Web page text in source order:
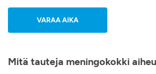
VARAA AIKA
Mitä tauteja meningokokki